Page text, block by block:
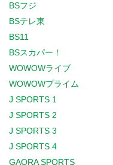
BSフジ
BSテレ東
BS11
BSスカパー！
WOWOWライブ
WOWOWプライム
J SPORTS 1
J SPORTS 2
J SPORTS 3
J SPORTS 4
GAORA SPORTS